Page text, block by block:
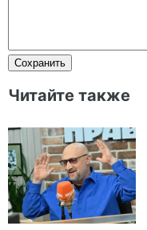
Читайте также